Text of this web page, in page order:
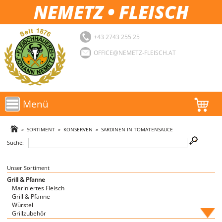
NEMETZ • FLEISCH
+43 2743 255 25
OFFICE@NEMETZ-FLEISCH.AT
Menü
AKTIONEN
SORTIMENT
LOGIN
FAVORITEN
» SORTIMENT» KONSERVEN » SARDINEN IN TOMATENSAUCE
Suche:
Unser Sortiment
Grill & Pfanne
Mariniertes Fleisch
Grill & Pfanne
Würstel
Grillzubehör